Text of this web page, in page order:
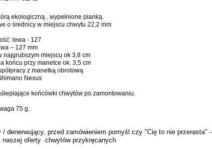
ekologiczną , wypełnione pianką.
o średnicy w miejscu chwytu 22,2 mm
lewa - 127
– 127 mm
najgrubszym miejscu ok 3,8 cm
końcu przy manetce ok. 3,5 cm
z manetką obrotową
Nexus
końcówki chwytów po zamontowaniu.
75 g.
denerwujący, przed zamówieniem pomyśl czy "Cię to nie przerasta" -
naszej oferty chwytów przykręcanych